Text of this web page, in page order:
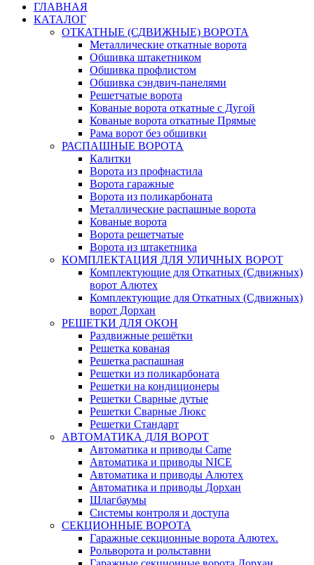
ГЛАВНАЯ
КАТАЛОГ
ОТКАТНЫЕ (СДВИЖНЫЕ) ВОРОТА
Металлические откатные ворота
Обшивка штакетником
Обшивка профлистом
Обшивка сэндвич-панелями
Решетчатые ворота
Кованые ворота откатные с Дугой
Кованые ворота откатные Прямые
Рама ворот без обшивки
РАСПАШНЫЕ ВОРОТА
Калитки
Ворота из профнастила
Ворота гаражные
Ворота из поликарбоната
Металлические распашные ворота
Кованые ворота
Ворота решетчатые
Ворота из штакетника
КОМПЛЕКТАЦИЯ ДЛЯ УЛИЧНЫХ ВОРОТ
Комплектующие для Откатных (Сдвижных)
ворот Алютех
Комплектующие для Откатных (Сдвижных)
ворот Дорхан
РЕШЕТКИ ДЛЯ ОКОН
Раздвижные решётки
Решетка кованая
Решетка распашная
Решетки из поликарбоната
Решетки на кондиционеры
Решетки Сварные дутые
Решетки Сварные Люкс
Решетки Стандарт
АВТОМАТИКА ДЛЯ ВОРОТ
Автоматика и приводы Came
Автоматика и приводы NICE
Автоматика и приводы Алютех
Автоматика и приводы Дорхан
Шлагбаумы
Системы контроля и доступа
СЕКЦИОННЫЕ ВОРОТА
Гаражные секционные ворота Алютех.
Рольворота и рольставни